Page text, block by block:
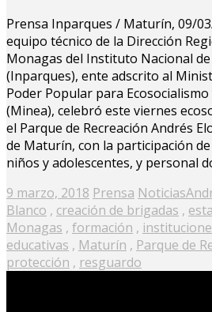
Prensa Inparques / Maturín, 09/
equipo técnico de la Dirección
Monagas del Instituto Nacional
(Inparques), ente adscrito al
Poder Popular para Ecosocialismo
(Minea), celebró este viernes
el Parque de Recreación Andrés
de Maturín, con la participación
niños y adolescentes, y personal
Posted
on
9 marzo, 2018 Prensa Noticias
Blanco , creación de brigadas ,
Monagas , formación ,
educativas , Maturín , Parque de
protección , resguardo